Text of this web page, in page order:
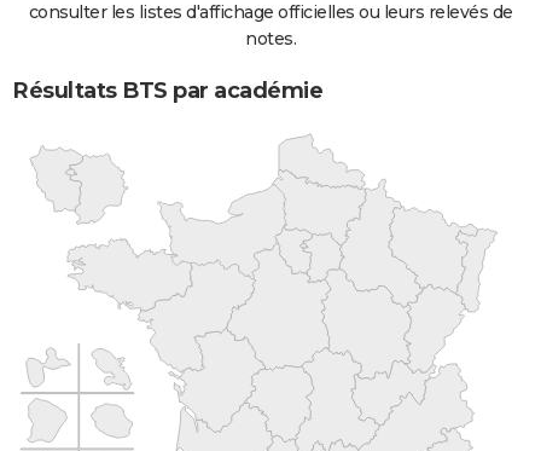
consulter les listes d'affichage officielles ou leurs relevés de
notes.
Résultats BTS par académie